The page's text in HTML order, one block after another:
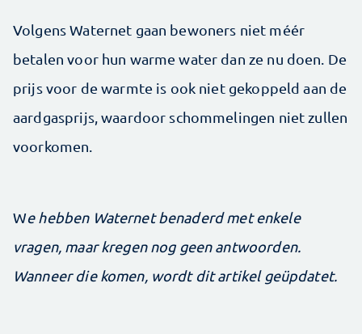
Volgens Waternet gaan bewoners niet méér
betalen voor hun warme water dan ze nu doen. De
prijs voor de warmte is ook niet gekoppeld aan de
aardgasprijs, waardoor schommelingen niet zullen
voorkomen.
We hebben Waternet benaderd met enkele
vragen, maar kregen nog geen antwoorden.
Wanneer die komen, wordt dit artikel geüpdatet.